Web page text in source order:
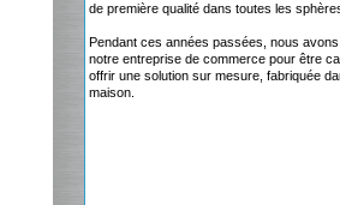
de première qualité dans toutes les
Pendant ces années passées, nous
notre entreprise de commerce pour être
offrir une solution sur mesure, fabriquée
maison.